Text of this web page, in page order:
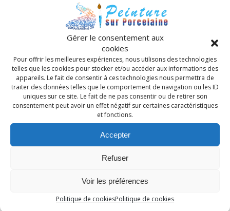
Gérer le consentement aux
cookies
Pour offrir les meilleures expériences, nous utilisons des technologies
telles que les cookies pour stocker et/ou accéder aux informations des
appareils. Le fait de consentir à ces technologies nous permettra de
traiter des données telles que le comportement de navigation ou les ID
uniques sur ce site. Le fait de ne pas consentir ou de retirer son
consentement peut avoir un effet négatif sur certaines caractéristiques
et fonctions.
Accepter
Refuser
Voir les préférences
Politique de cookiesPolitique de cookies
FORUM DES ASSOCIATIONS 2022
Le forum des Associations se tiendra le samedi 3
Tournefeuille. Les adhérentes souhaitant venir nous
Nous vous espérons, avec Evelyne, notre professeur,
vous voir nombreuses ceci nous permettra d’aller nous
restaurer et nous balader dans…